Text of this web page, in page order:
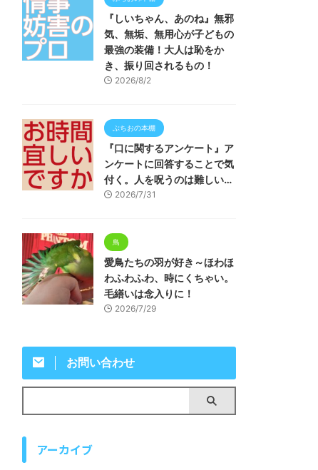
『しいちゃん、あのね』無邪
気、無垢、無用心が子どもの
最強の装備！大人は恥をか
き、振り回されるもの！
2026/8/2
ぶちおの本棚
『口に関するアンケート』ア
ンケートに回答することで気
付く。人を呪うのは難しい…
2026/7/31
鳥
愛鳥たちの羽が好き～ほわほ
わふわふわ、時にくちゃい。
毛繕いは念入りに！
2026/7/29
お問い合わせ
アーカイブ